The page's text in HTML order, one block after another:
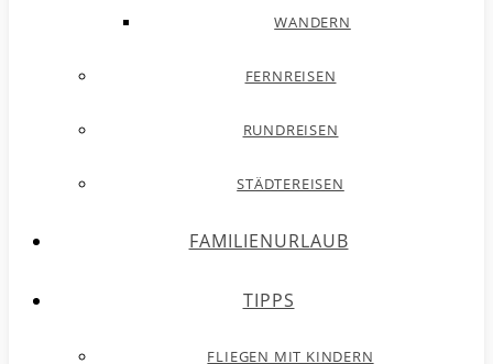
WANDERN
FERNREISEN
RUNDREISEN
STÄDTEREISEN
FAMILIENURLAUB
TIPPS
FLIEGEN MIT KINDERN